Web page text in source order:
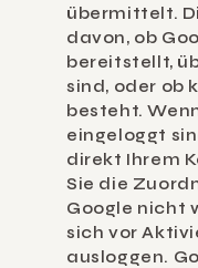
übermittelt.
davon, ob
bereitstellt,
sind, oder ob
besteht.
eingeloggt
direkt Ihrem
Sie die
Google nicht
sich vor
ausloggen.